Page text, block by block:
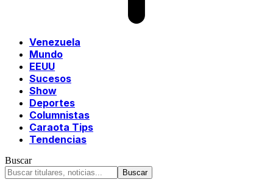
Venezuela
Mundo
EEUU
Sucesos
Show
Deportes
Columnistas
Caraota Tips
Tendencias
Buscar